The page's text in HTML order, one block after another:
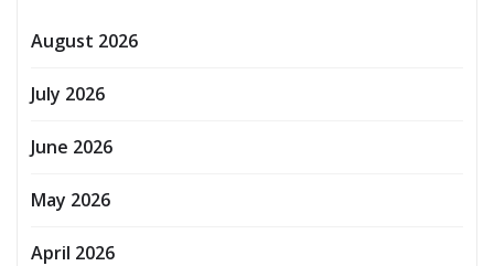
August 2026
July 2026
June 2026
May 2026
April 2026